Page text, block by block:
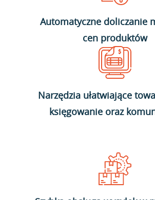
Automatyczne doliczanie
cen produktów
Narzędzia ułatwiające
księgowanie oraz